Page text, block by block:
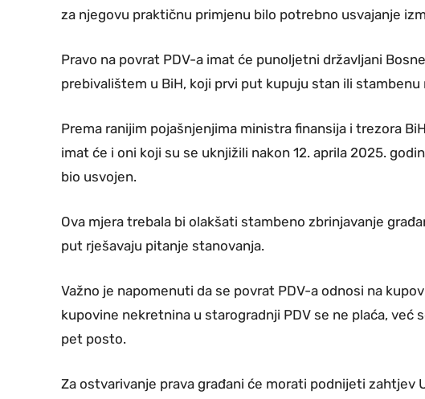
za njegovu praktičnu primjenu bilo potrebno usvajanje
Pravo na povrat PDV-a imat će punoljetni državljani
prebivalištem u BiH, koji prvi put kupuju stan ili
Prema ranijim pojašnjenjima ministra finansija i trezora
imat će i oni koji su se uknjižili nakon 12. aprila 2025.
bio usvojen.
Ova mjera trebala bi olakšati stambeno zbrinjavanje
put rješavaju pitanje stanovanja.
Važno je napomenuti da se povrat PDV-a odnosi na
kupovine nekretnina u starogradnji PDV se ne plaća, već
pet posto.
Za ostvarivanje prava građani će morati podnijeti zahtjev